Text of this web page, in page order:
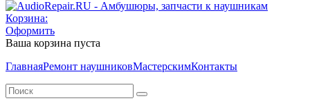
Корзина:
Оформить
Ваша корзина пуста
ГлавнаяРемонт наушниковМастерскимКонтакты